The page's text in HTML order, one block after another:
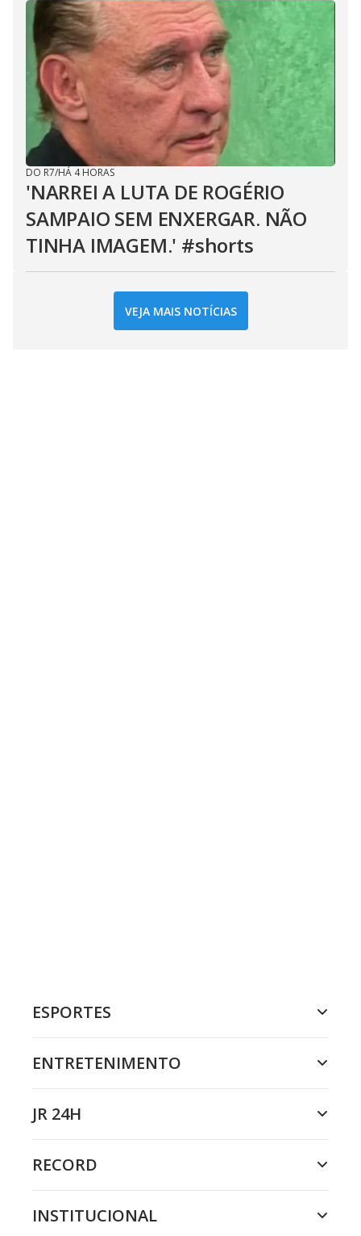
DO R7/HÁ 4 HORAS
'NARREI A LUTA DE ROGÉRIO
SAMPAIO SEM ENXERGAR. NÃO
TINHA IMAGEM.' #shorts
VEJA MAIS NOTÍCIAS
ESPORTES
ENTRETENIMENTO
JR 24H
RECORD
INSTITUCIONAL